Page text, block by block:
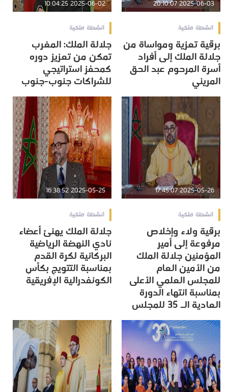
2025-06-03 20:10:07
انشطة ملكية
برقية تعزية ومواساة من
جلالة الملك إلى أفراد
أسرة المرحوم عبد الحق
المريني
2025-06-02 10:04:25
انشطة ملكية
جلالة الملك: المغرب
تمكن من تعزيز دوره
كمحفز استراتيجي
للشراكات جنوب-جنوب
2025-05-26 17:45:07
انشطة ملكية
برقية ولاء وإخلاص
مرفوعة إلى أمير
المؤمنين جلالة الملك
من الأمين العام
للمجلس العلمي الأعلى
بمناسبة انتهاء الدورة
العادية الـ 35 للمجلس
2025-05-25 16:38:52
انشطة ملكية
جلالة الملك يهنئ أعضاء
نادي النهضة الرياضية
البركانية لكرة القدم
بمناسبة التتويج بكأس
الكونفدرالية الإفريقية